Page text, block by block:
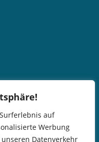
auf
Werbung
Datenverkehr